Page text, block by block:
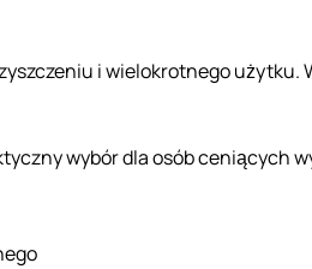
i wielokrotnego
wybór dla osób ceniących